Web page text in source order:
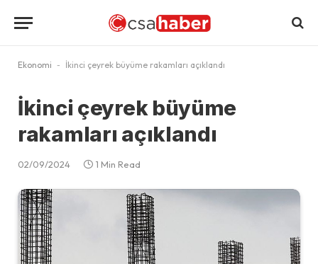
Ekonomi - İkinci çeyrek büyüme rakamları açıklandı
İkinci çeyrek büyüme
rakamları açıklandı
02/09/2024 1 Min Read